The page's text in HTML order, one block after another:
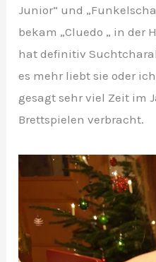
Junior“ und
bekam „Cluedo „ in der
hat definitiv
es mehr liebt sie oder
gesagt sehr viel Zeit im
Brettspielen verbracht.